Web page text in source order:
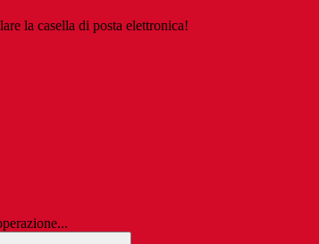
la casella di posta elettronica!